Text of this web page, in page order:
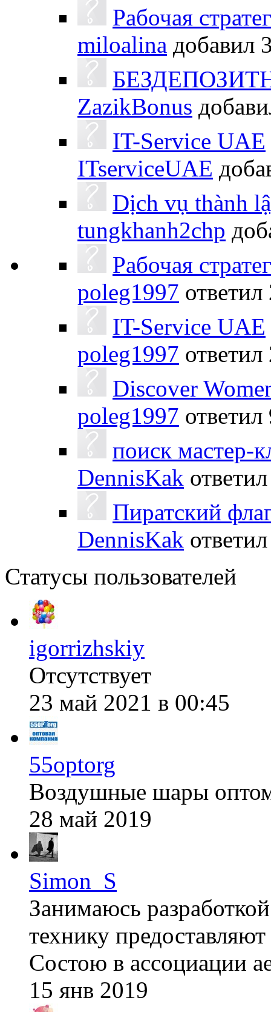
Рабочая
miloalina добавил
ZazikBonus
IT-Service UAE
ITserviceUAE
Dịch vụ thành
tungkhanh2chp
Рабочая
poleg1997 ответил
IT-Service UAE
poleg1997 ответил
Discover
poleg1997 ответил
поиск мастер-
DennisKak
Пиратский
DennisKak
Статусы пользователей
igorrizhskiy
Отсутствует
23 май 2021 в 00:45
55optorg
Воздушные шары
28 май 2019
Simon_S
Занимаюсь
технику
Состою в ассоциации
15 янв 2019